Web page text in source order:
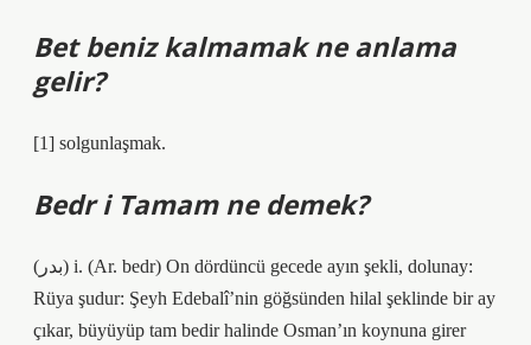
Bet beniz kalmamak ne anlama
gelir?
[1] solgunlaşmak.
Bedr i Tamam ne demek?
(ﺑﺪﺭ) i. (Ar. bedr) On dördüncü gecede ayın şekli, dolunay:
Rüya şudur: Şeyh Edebalî’nin göğsünden hilal şeklinde bir ay
çıkar, büyüyüp tam bedir halinde Osman’ın koynuna girer